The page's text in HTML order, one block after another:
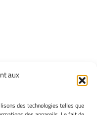
aux
des technologies telles que